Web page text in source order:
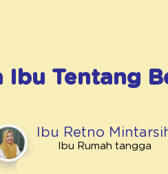
Ibu Tentang
Ibu Retno
Ibu Rumah tangga